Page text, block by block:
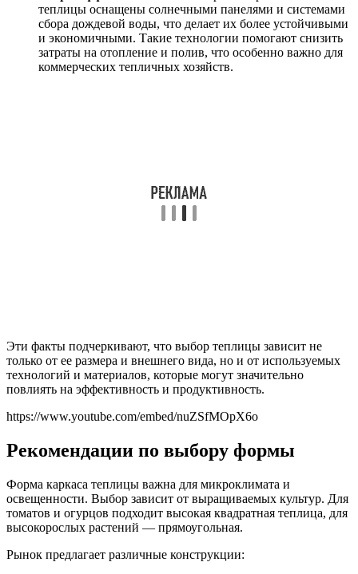
теплицы оснащены солнечными панелями и системами
сбора дождевой воды, что делает их более устойчивыми
и экономичными. Такие технологии помогают снизить
затраты на отопление и полив, что особенно важно для
коммерческих тепличных хозяйств.
Эти факты подчеркивают, что выбор теплицы зависит не
только от ее размера и внешнего вида, но и от используемых
технологий и материалов, которые могут значительно
повлиять на эффективность и продуктивность.
https://www.youtube.com/embed/nuZSfMOpX6o
Рекомендации по выбору формы
Форма каркаса теплицы важна для микроклимата и
освещенности. Выбор зависит от выращиваемых культур. Для
томатов и огурцов подходит высокая квадратная теплица, для
высокорослых растений — прямоугольная.
Рынок предлагает различные конструкции: